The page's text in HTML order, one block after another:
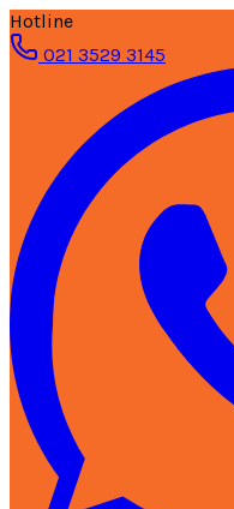
Hotline
021 3529 3145